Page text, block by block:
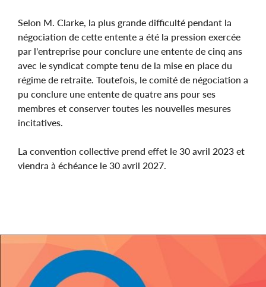
Selon M. Clarke, la plus grande difficulté pendant la
négociation de cette entente a été la pression exercée
par l'entreprise pour conclure une entente de cinq ans
avec le syndicat compte tenu de la mise en place du
régime de retraite. Toutefois, le comité de négociation a
pu conclure une entente de quatre ans pour ses
membres et conserver toutes les nouvelles mesures
incitatives.
La convention collective prend effet le 30 avril 2023 et
viendra à échéance le 30 avril 2027.